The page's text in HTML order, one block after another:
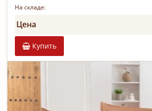
На складе:
Цена
Купить